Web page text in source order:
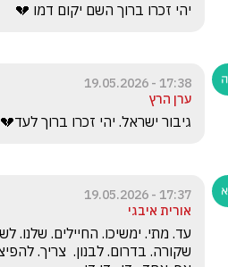
יהי זכרו ברוך השם יקום דמו 💔
17:38 - 19.05.2026
ערן הרץ
גיבור ישראל. יהי זכרו ברוך לעד💔
17:37 - 19.05.2026
אורית איבגי